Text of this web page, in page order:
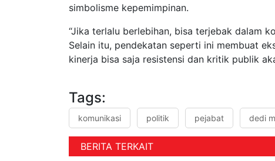
simbolisme kepemimpinan.
“Jika terlalu berlebihan, bisa terjebak dalam
Selain itu, pendekatan seperti ini membuat
kinerja bisa saja resistensi dan kritik publik
Tags:
komunikasi politik pejabat dedi
BERITA TERKAIT